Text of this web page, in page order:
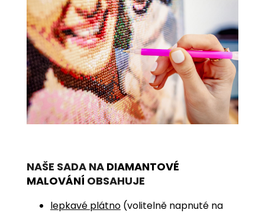
NAŠE SADA NA DIAMANTOVÉ
MALOVÁNÍ OBSAHUJE
lepkavé plátno (volitelně napnuté na